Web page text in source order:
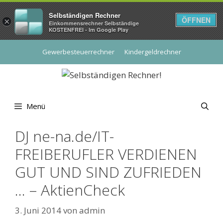
Gewerbesteuerrechner Kindergeldrechner
Menü
DJ ne-na.de/IT-
FREIBERUFLER VERDIENEN
GUT UND SIND ZUFRIEDEN
… – AktienCheck
3. Juni 2014von admin
×
Selbständigen Rechner
Einkommensrechner Selbständige
KOSTENFREI - Im Google Play
ÖFFNEN